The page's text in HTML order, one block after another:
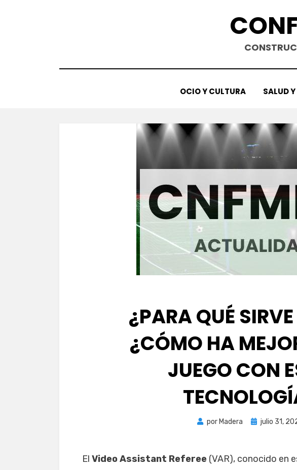
OCIO Y CULTURA SALUD
¿PARA QUÉ
¿CÓMO HA
JUEGO CON
por Madera
Publicada
julio 31,
El Video Assistant Referee (VAR), conocido en